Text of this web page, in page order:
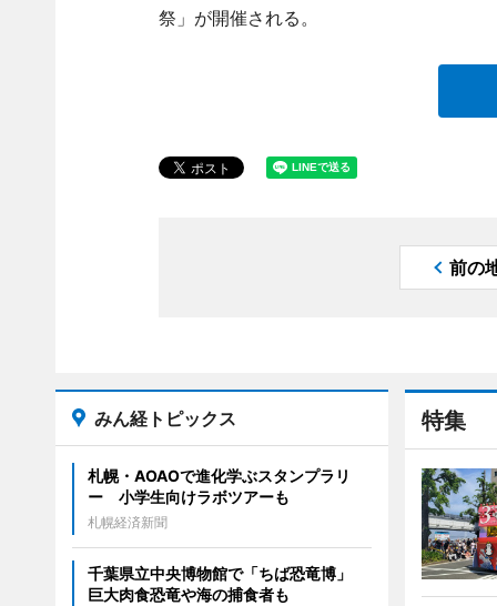
祭」が開催される。
前の
特集
みん経トピックス
札幌・AOAOで進化学ぶスタンプラリ
ー 小学生向けラボツアーも
札幌経済新聞
千葉県立中央博物館で「ちば恐竜博」
巨大肉食恐竜や海の捕食者も